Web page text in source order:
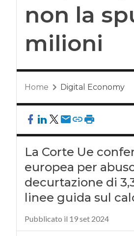
non la
milioni
Home Digital Economy
La Corte Ue
europea per
decurtazione di
linee guida sul
Pubblicato il 19 set 2024